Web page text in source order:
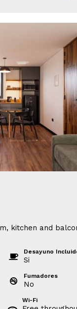
kitchen and
Desayuno
Si
Fumadores
No
Wi-Fi